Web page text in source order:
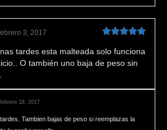
5 de 5
3, 2017
tardes esta malteada solo funciona
O también uno baja de peso sin
febrero 18, 2017
Tambien bajas de peso si reemplazas la